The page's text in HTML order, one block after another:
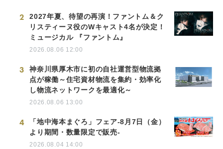
2
2027年夏、待望の再演！ファントム＆ク
リスティーヌ役のWキャスト4名が決定！
ミュージカル 『ファントム』
2026.08.06 12:00
3
神奈川県厚木市に初の自社運営型物流拠
点が稼働～住宅資材物流を集約・効率化
し物流ネットワークを最適化～
2026.08.06 13:00
4
「地中海本まぐろ」フェア-8月7日（金）
より期間・数量限定で販売-
2026.08.04 14:00